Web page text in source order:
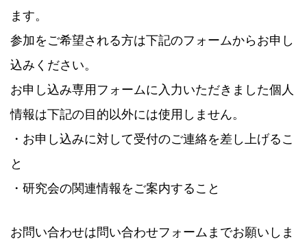
ます。
参加をご希望される方は下記のフォームからお申し
込みください。
お申し込み専用フォームに入力いただきました個人
情報は下記の目的以外には使用しません。
・お申し込みに対して受付のご連絡を差し上げるこ
と
・研究会の関連情報をご案内すること
お問い合わせは問い合わせフォームまでお願いしま